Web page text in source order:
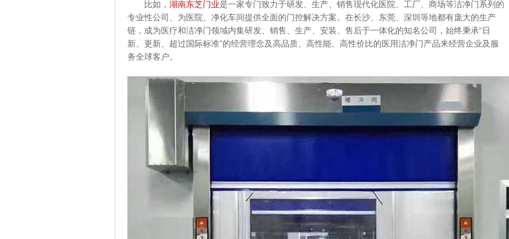
比如， 湖南东芝门业是一家专门致力于研发、生产、销售现代化医院、工厂、商场等洁净门系列的
专业性公司、为医院、净化车间提供全面的门控解决方案。在长沙、东莞、深圳等地都有庞大的生产
链，成为医疗和洁净门领域内集研发、销售、生产、安装、售后于一体化的知名公司，始终秉承“日
新、更新、超过国际标准”的经营理念及高品质、高性能、高性价比的医用洁净门产品来经营企业及服
务全球客户。